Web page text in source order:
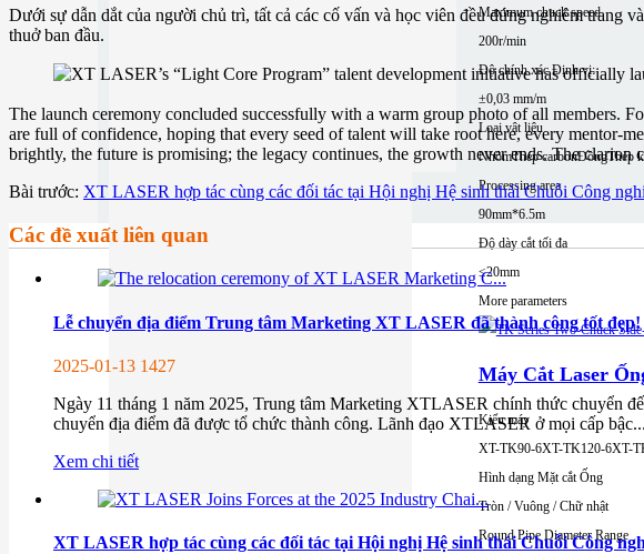
Maximum chuck speed
200r/min
Độ chính xác Định vị:
±0,03 mm/m
Loại vật liệu
NhômThép carbonĐồngThép
Processing area
90mm*6.5m
Độ dày cắt tối đa
≤20mm
More parameters
Máy Cắt Laser
Kiểu máy
XT-TK90-6XT-TK120-6XT-
Hình dạng Mặt cắt Ống
Tròn / Vuông / Chữ nhật
Round Pipe Diameter Range
Dưới sự dẫn dắt của người chủ trì, tất cả các cố vấn và học viên đều đứng nghiêm trang
thuở ban đầu.
The launch ceremony concluded successfully with a warm group photo of all members.
are full of confidence, hoping that every seed of talent will take root here, every
brightly, the future is promising; the legacy continues, the growth never ends. The
Bài trước: XT LASER hợp tác cùng các đối tác tại Hội nghị Hệ sinh thái Chuỗi Công
Các đề xuất liên quan
Lễ chuyển địa điểm Trung tâm Marketing XT LASER đã thành công tốt đẹp!
2025-01-13 1427
Ngày 11 tháng 1 năm 2025, Trung tâm Marketing XTLASER chính thức chuyển
chuyển địa điểm đã được tổ chức thành công. Lãnh đạo XTLASER ở mọi cấp bậc...
Xem chi tiết
XT LASER hợp tác cùng các đối tác tại Hội nghị Hệ sinh thái Chuỗi Công